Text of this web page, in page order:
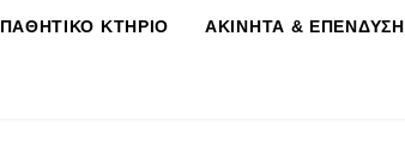
to
ΠΑΘΗΤΙΚΟ ΚΤΗΡΙΟ ΑΚΙΝΗΤΑ & ΕΠΕΝΔΥΣΗ